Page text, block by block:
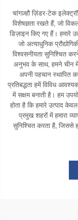
चांगज़्हौ ज़िंडर-टेक
विशेषज्ञता रखते हैं, जो
डिज़ाइन किए गए हैं। हमारे
जो अत्याधुनिक
विश्वसनीयता सुनिश्चित
अनुभव के साथ, हमने चीन में
अपनी पहचान स्थापित
प्रतिबद्धता हमें विविध
में सक्षम बनाती है। हम
होता है कि हमारे उत्पाद
प्रमुख शहरों में हमारा
सुनिश्चित करता है, जिससे